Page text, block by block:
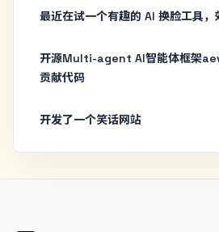
最近在试一个有趣的 AI 换脸工具，
开源Multi-agent AI智能体框架
贡献代码
开发了一个笑话网站